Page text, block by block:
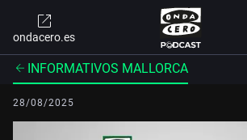
ondacero.es
INFORMATIVOS MALLORCA
28/08/2025